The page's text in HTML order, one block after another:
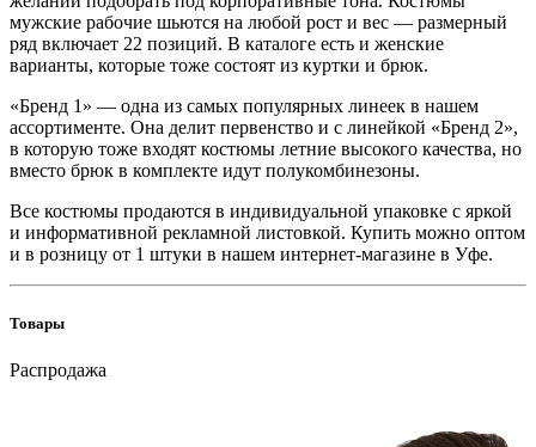
мужские рабочие шьются на любой рост и вес — размерный
ряд включает 22 позиций. В каталоге есть и женские
варианты, которые тоже состоят из куртки и брюк.
«Бренд 1» — одна из самых популярных линеек в нашем
ассортименте. Она делит первенство и с линейкой «Бренд 2»,
в которую тоже входят костюмы летние высокого качества, но
вместо брюк в комплекте идут полукомбинезоны.
Все костюмы продаются в индивидуальной упаковке с яркой
и информативной рекламной листовкой. Купить можно оптом
и в розницу от 1 штуки в нашем интернет-магазине в Уфе.
Товары
Распродажа